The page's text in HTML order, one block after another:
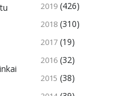
2019 (426)
2018 (310)
2017 (19)
2016 (32)
2015 (38)